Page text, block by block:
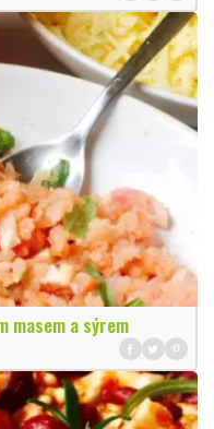
masem a sýrem